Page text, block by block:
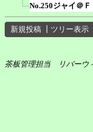
No.250ジャイ＠
新規投稿 ツリー表示
茶板管理担当 リバーウ